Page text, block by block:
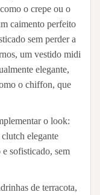
o crepe ou o
caimento perfeito
sem perder a
um vestido midi
elegante,
o chiffon, que
o look:
elegante
sofisticado, sem
de terracota,